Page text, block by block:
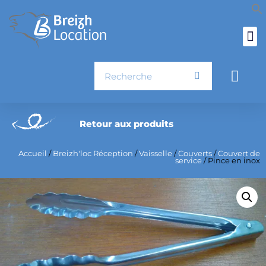
au
contenu
Retour aux produits
Accueil / Breizh'loc Réception /Vaisselle /Couverts /Couvert de
service / Pince en inox